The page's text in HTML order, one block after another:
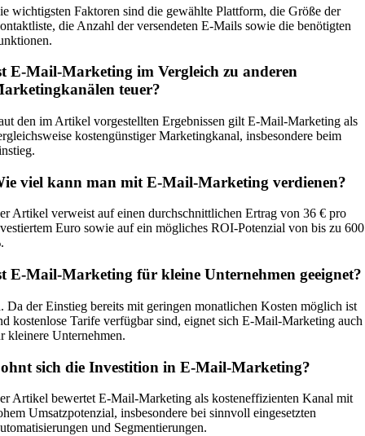
wichtigsten Faktoren sind die gewählte Plattform, die Größe der
die Anzahl der versendeten E-Mails sowie die benötigten
E-Mail-Marketing im Vergleich zu anderen
teuer?
den im Artikel vorgestellten Ergebnissen gilt E-Mail-Marketing als
kostengünstiger Marketingkanal, insbesondere beim
viel kann man mit E-Mail-Marketing verdienen?
Artikel verweist auf einen durchschnittlichen Ertrag von 36 € pro
Euro sowie auf ein mögliches ROI-Potenzial von bis zu 600
E-Mail-Marketing für kleine Unternehmen geeignet?
Da der Einstieg bereits mit geringen monatlichen Kosten möglich ist
kostenlose Tarife verfügbar sind, eignet sich E-Mail-Marketing auch
kleinere Unternehmen.
sich die Investition in E-Mail-Marketing?
Artikel bewertet E-Mail-Marketing als kosteneffizienten Kanal mit
Umsatzpotenzial, insbesondere bei sinnvoll eingesetzten
und Segmentierungen.